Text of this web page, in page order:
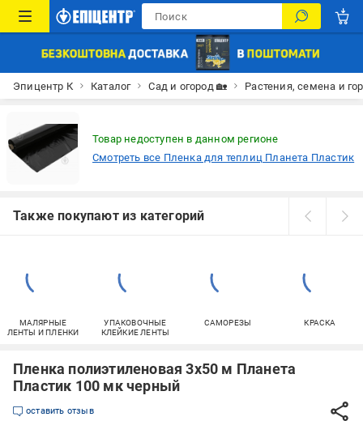
Эпицентр К Каталог Сад и огород 🏡 Растения, семена и
Товар недоступен в данном регионе
Смотреть все Пленка для теплиц Планета Пластик
Также покупают из категорий
МАЛЯРНЫЕ
ЛЕНТЫ И ПЛЕНКИ
УПАКОВОЧНЫЕ
КЛЕЙКИЕ ЛЕНТЫ
САМОРЕЗЫ КРАСКА
Пленка полиэтиленовая 3x50 м Планета
Пластик 100 мк черный
оставить отзыв